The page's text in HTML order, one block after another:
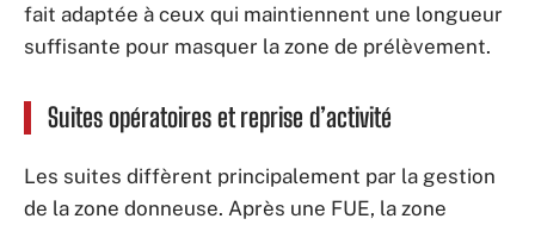
fait adaptée à ceux qui maintiennent une longueur
suffisante pour masquer la zone de prélèvement.
Suites opératoires et reprise d’activité
Les suites diffèrent principalement par la gestion
de la zone donneuse. Après une FUE, la zone